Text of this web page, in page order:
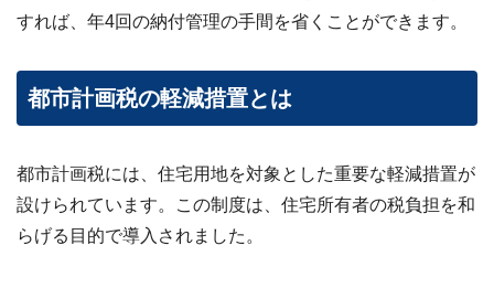
すれば、年4回の納付管理の手間を省くことができます。
都市計画税の軽減措置とは
都市計画税には、住宅用地を対象とした重要な軽減措置が
設けられています。この制度は、住宅所有者の税負担を和
らげる目的で導入されました。